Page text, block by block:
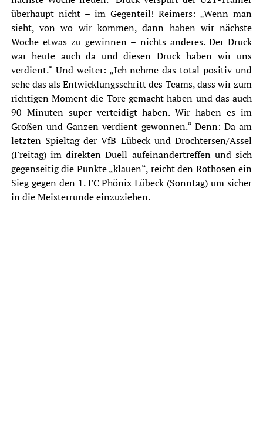
überhaupt nicht – im Gegenteil! Reimers: „Wenn man
sieht, von wo wir kommen, dann haben wir nächste
Woche etwas zu gewinnen – nichts anderes. Der Druck
war heute auch da und diesen Druck haben wir uns
verdient.“ Und weiter: „Ich nehme das total positiv und
sehe das als Entwicklungsschritt des Teams, dass wir zum
richtigen Moment die Tore gemacht haben und das auch
90 Minuten super verteidigt haben. Wir haben es im
Großen und Ganzen verdient gewonnen.“ Denn: Da am
letzten Spieltag der VfB Lübeck und Drochtersen/Assel
(Freitag) im direkten Duell aufeinandertreffen und sich
gegenseitig die Punkte „klauen“, reicht den Rothosen ein
Sieg gegen den 1. FC Phönix Lübeck (Sonntag) um sicher
in die Meisterrunde einzuziehen.